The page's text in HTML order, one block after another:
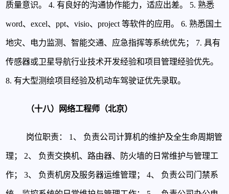
质量意识。4. 有良好的沟通协作能力，适应出差。 5. 熟悉
word、excel、ppt、visio、project 等软件的应用。6. 熟悉国土
地灾、电力监测、智能交通、应急指挥等系统优先； 7. 具有
传感器或卫星导航行业技术开发经验和项目管理经验优先。
8. 有大型测绘项目经验及机动车驾驶证优先录取。
（十八）网络工程师（北京）
岗位职责： 1、 负责公司计算机的维护及全生命周期管
理；2、 负责交换机、路由器、防火墙的日常维护与管理工
作；3、 负责机房及服务器运维管理；4、 负责公司门禁系